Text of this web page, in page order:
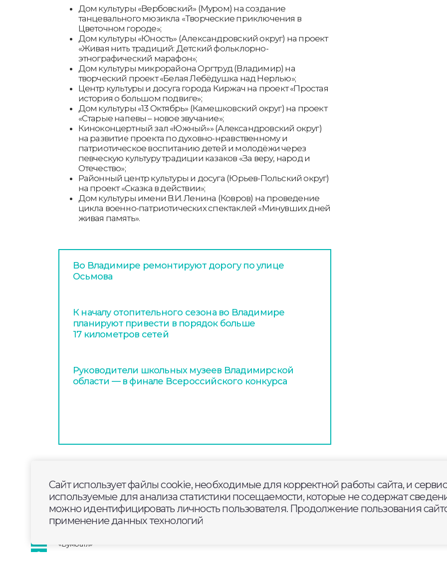
Дом культуры «Вербовский» (Муром) на создание
танцевального мюзикла «Творческие приключения в
Цветочном городе»;
Дом культуры «Юность» (Александровский округ) на проект
«Живая нить традиций: Детский фольклорно-
этнографический марафон»;
Дом культуры микрорайона Оргтруд (Владимир) на
творческий проект «Белая Лебёдушка над Нерлью»;
Центр культуры и досуга города Киржач на проект «Простая
история о большом подвиге»;
Дом культуры «13 Октябрь» (Камешковский округ) на проект
«Старые напевы – новое звучание»;
Киноконцертный зал «Южный»» (Александровский округ)
на развитие проекта по духовно-нравственному и
патриотическое воспитанию детей и молодёжи через
певческую культуру традиции казаков «За веру, народ и
Отечество»;
Районный центр культуры и досуга (Юрьев-Польский округ)
на проект «Сказка в действии»;
Дом культуры имени В.И. Ленина (Ковров) на проведение
цикла военно-патриотических спектаклей «Минувших дней
живая память».
Во Владимире ремонтируют дорогу по улице
Осьмова
К началу отопительного сезона во Владимире
планируют привести в порядок больше
17 километров сетей
Руководители школьных музеев Владимирской
области — в финале Всероссийского конкурса
Жителей Владимирской области приглашают
присоединиться к акции «Бумбатл»
Сайт использует файлы cookie, необходимые для корректной работы сайта, и
используемые для анализа статистики посещаемости, которые не содержат
можно идентифицировать личность пользователя. Продолжение пользования
применение данных технологий